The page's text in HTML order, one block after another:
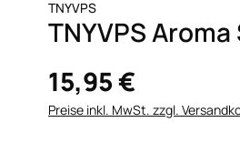
TNYVPS
TNYVPS
15,95 €
Preise inkl. MwSt. zzgl.